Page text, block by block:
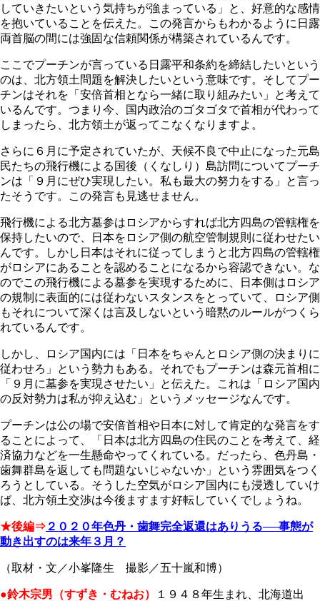
していきたいという気持ちが強まっている」と、好意的な感情
を抱いていることを伝えた。この発言からもわかるように日露
両首脳の間には強固な信頼関係が構築されているんです。
ここでプーチンが言っている日露平和条約を締結したいという
のは、北方領土問題を解決したいという意味です。そしてプー
チンはそれを「安倍首相となら一緒に取り組みたい」と考えて
いるんです。つまり今、国内政治のゴタゴタで首相が代わって
しまったら、北方領土が返ってこなくなりますよ。
さらに６月に予定されていたが、天候不良で中止になった元島
民たちの飛行機による国後（くなしり）島訪問についてプーチ
ンは「９月にぜひ実現したい。私も最大の努力をする」と言っ
たそうです。この発言も見逃せません。
飛行機による北方墓参はロシアからすれば北方四島の管轄権を
保持したいので、日本をロシア側の航空管制規則に従わせたい
んです。しかし日本はそれに従ってしまうと北方四島の管轄権
がロシアにあることを認めることになるから容認できない。な
のでこの飛行機による墓参を実現するために、日本側はロシア
の規制に表面的には従わないスタンスをとっていて、ロシア側
もそれについて深くは言及しないという暗黙のルールがつくら
れているんです。
しかし、ロシア国内には「日本をちゃんとロシア側の決まりに
従わせろ」という勢力もある。それでもプーチンは森元首相に
「９月に墓参を実現させたい」と伝えた。これは「ロシア国内
の反対勢力は私が抑え込む」というメッセージなんです。
プーチンは公の場で安倍首相や日本に対して肯定的な発言をす
ることによって、「日本は北方四島の住民のことを考えて、経
済協力などを一生懸命やってくれている。だったら、色丹島・
歯舞群島を返しても問題ないじゃないか」という雰囲気をつく
ろうとしている。そうした空気がロシア国内にも浸透していけ
ば、北方領土交渉は今後ますます好転していくでしょうね。
★後編⇒ ２０２０年色丹・歯舞完全返還はありうる──事態が
動き出すのは来年３月？
（取材・文／小峯隆生 撮影／五十嵐和博）
●鈴木宗男（すずき・むねお） １９４８年生まれ、北海道出